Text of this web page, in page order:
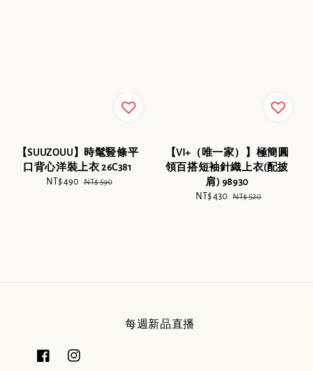
【SUUZOUU】時髦豎條平
口背心洋裝上衣 26C381
Sale
NT$ 490 Regular
NT$ 590
【VI+（唯一家）】極簡圓
領百搭短袖針織上衣(配披
肩) 98930
Sale
NT$ 430 Regular
NT$ 520
每週新品直播